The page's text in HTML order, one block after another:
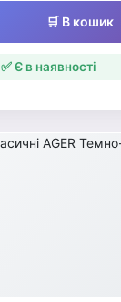
🛒 В кошик
✅ Є в наявності